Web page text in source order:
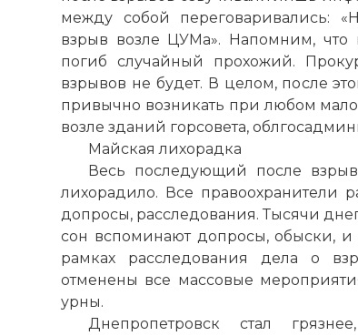
между собой переговаривались:
взрыв возле ЦУМа». Напомним, что
погиб случайный прохожий.
взрывов не будет. В целом, после
привычно возникать при любом
возле зданий горсовета,
Майская лихорадка
Весь последующий после
лихорадило. Все правоохранители
допросы, расследования. Тысячи
сон вспоминают допросы, обыски,
рамках расследования дела о
отменены все массовые
урны.
Днепропетровск стал